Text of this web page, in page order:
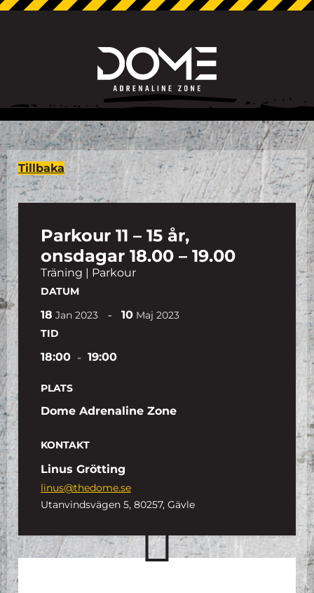
Tillbaka
Parkour 11 – 15 år,
onsdagar 18.00 – 19.00
Träning | Parkour
DATUM
18 Jan 2023 - 10 Maj 2023
TID
18:00 - 19:00
PLATS
Dome Adrenaline Zone
KONTAKT
Linus Grötting
linus@thedome.se
Utanvindsvägen 5, 80257, Gävle